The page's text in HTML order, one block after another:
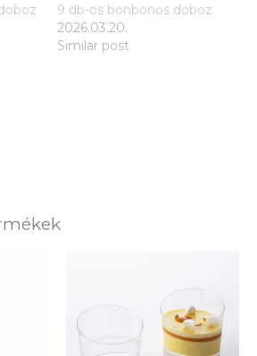
9 db-os bonbonos doboz
2026.03.20.
Similar post